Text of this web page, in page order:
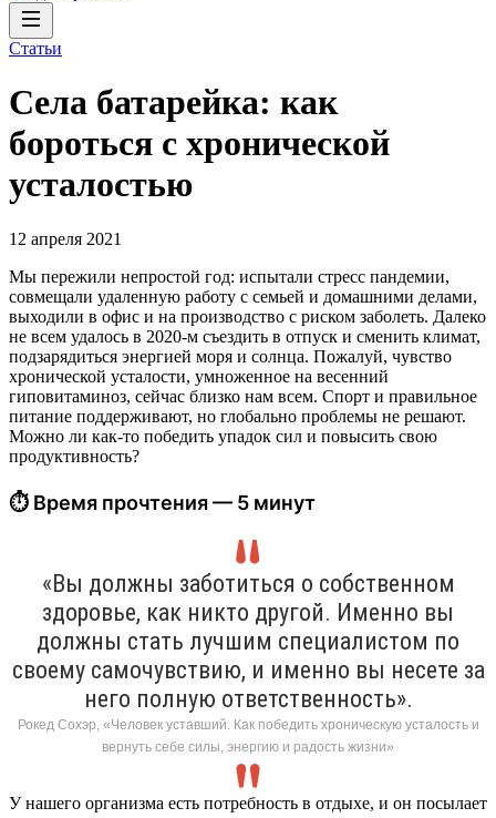
Статьи
Села батарейка: как
бороться с хронической
усталостью
12 апреля 2021
Мы пережили непростой год: испытали стресс пандемии,
совмещали удаленную работу с семьей и домашними делами,
выходили в офис и на производство с риском заболеть. Далеко
не всем удалось в 2020-м съездить в отпуск и сменить климат,
подзарядиться энергией моря и солнца. Пожалуй, чувство
хронической усталости, умноженное на весенний
гиповитаминоз, сейчас близко нам всем. Спорт и правильное
питание поддерживают, но глобально проблемы не решают.
Можно ли как-то победить упадок сил и повысить свою
продуктивность?
⏱ Время прочтения — 5 минут
«Вы должны заботиться о собственном
здоровье, как никто другой. Именно вы
должны стать лучшим специалистом по
своему самочувствию, и именно вы несете за
него полную ответственность».
Рокед Сохэр, «Человек уставший. Как победить хроническую усталость и
вернуть себе силы, энергию и радость жизни»
У нашего организма есть потребность в отдыхе, и он посылает